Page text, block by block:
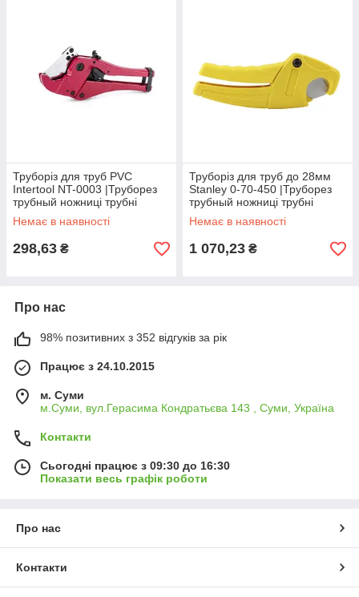
Труборіз для труб PVC
Intertool NT-0003 |Труборез
трубный ножниці трубні
Немає в наявності
298,63 ₴
Труборіз для труб до 28мм
Stanley 0-70-450 |Труборез
трубный ножниці трубні
Немає в наявності
1 070,23 ₴
Про нас
98% позитивних з 352 відгуків за рік
Працює з 24.10.2015
м. Суми
м.Суми, вул.Герасима Кондратьєва 143 , Суми, Україна
Контакти
Сьогодні працює з 09:30 до 16:30
Показати весь графік роботи
Про нас
Контакти